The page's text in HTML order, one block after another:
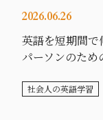
2026.06.26
英語を短期間で
パーソンのため
社会人の英語学習